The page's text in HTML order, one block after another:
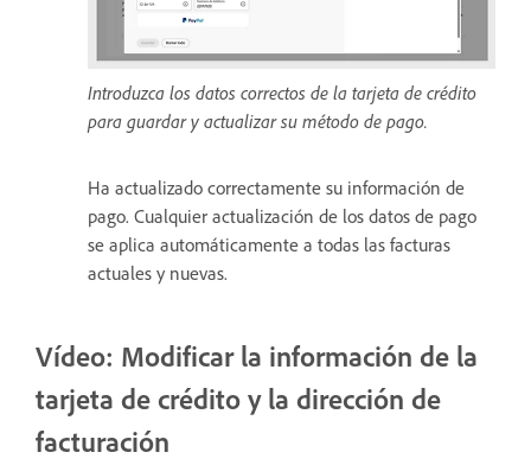
Introduzca los datos correctos de la tarjeta de crédito
para guardar y actualizar su método de pago.
Ha actualizado correctamente su información de
pago. Cualquier actualización de los datos de pago
se aplica automáticamente a todas las facturas
actuales y nuevas.
Vídeo: Modificar la información de la
tarjeta de crédito y la dirección de
facturación